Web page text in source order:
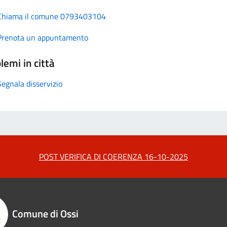
il comune 0793403104
un appuntamento
in città
disservizio
POST VERIFICA DI COERENZA 16-10-2025
Comune di Ossi